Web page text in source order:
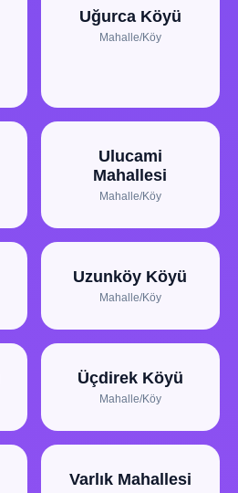
Uğurca Köyü
Mahalle/Köy
Ulucami
Mahallesi
Mahalle/Köy
Uzunköy Köyü
Mahalle/Köy
Üçdirek Köyü
Mahalle/Köy
Varlık Mahallesi